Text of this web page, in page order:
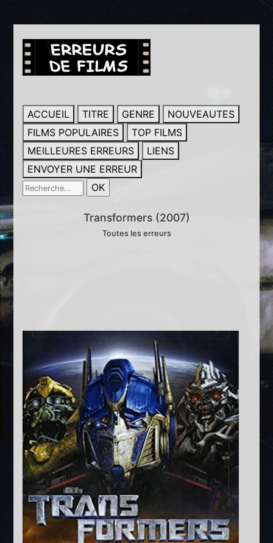
ACCUEIL TITRE GENRE
NOUVEAUTES
FILMS POPULAIRES
TOP FILMS
MEILLEURES ERREURS
LIENS
ENVOYER UNE ERREUR
Transformers (2007)
Toutes les erreurs